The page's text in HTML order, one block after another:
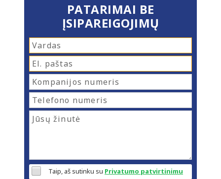
PATARIMAI BE
ĮSIPAREIGOJIMŲ
Taip, aš sutinku su Privatumo patvirtinimu